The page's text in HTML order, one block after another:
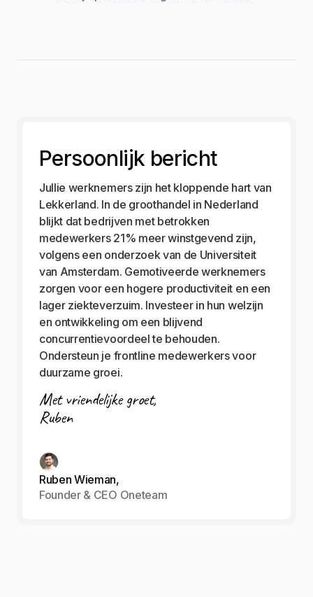
Persoonlijk bericht
Jullie werknemers zijn het kloppende hart van
Lekkerland. In de groothandel in Nederland
blijkt dat bedrijven met betrokken
medewerkers 21% meer winstgevend zijn,
volgens een onderzoek van de Universiteit
van Amsterdam. Gemotiveerde werknemers
zorgen voor een hogere productiviteit en een
lager ziekteverzuim. Investeer in hun welzijn
en ontwikkeling om een blijvend
concurrentievoordeel te behouden.
Ondersteun je frontline medewerkers voor
duurzame groei.
Met vriendelijke groet,
Ruben
Ruben Wieman,
Founder & CEO Oneteam